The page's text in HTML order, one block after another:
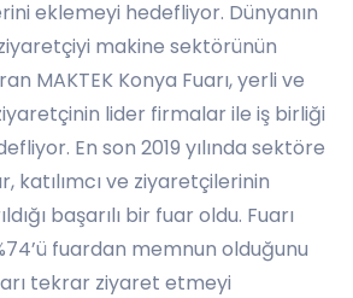
eklemeyi hedefliyor. Dünyanın
makine sektörünün
MAKTEK Konya Fuarı, yerli ve
lider firmalar ile iş birliği
En son 2019 yılında sektöre
katılımcı ve ziyaretçilerinin
başarılı bir fuar oldu. Fuarı
fuardan memnun olduğunu
tekrar ziyaret etmeyi